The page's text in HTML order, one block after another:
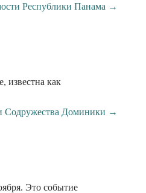
Республики Панама →
известна как
Содружества Доминики →
Это событие